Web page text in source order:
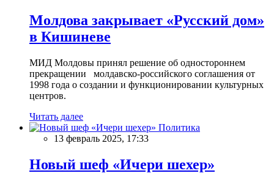
Молдова закрывает «Русский дом»
в Кишиневе
МИД Молдовы принял решение об одностороннем
прекращении молдавско-российского соглашения от
1998 года о создании и функционировании культурных
центров.
Читать далее
Политика
13 февраль 2025, 17:33
Новый шеф «Ичери шехер»